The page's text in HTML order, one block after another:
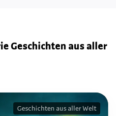
Geschichten aus aller
Geschichten aus aller Welt